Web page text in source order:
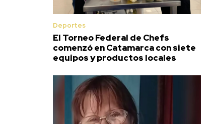
Deportes
El Torneo Federal de Chefs
comenzó en Catamarca con siete
equipos y productos locales